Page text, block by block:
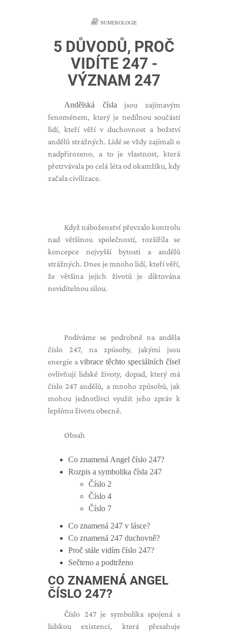
NUMEROLOGIE
5 DŮVODŮ, PROČ
VIDÍTE 247 -
VÝZNAM 247
Andělská čísla jsou zajímavým
fenoménem, ​​který je nedílnou součástí
lidí, kteří věří v duchovnost a božství
andělů strážných. Lidé se vždy zajímali o
nadpřirozeno, a to je vlastnost, která
přetrvávala po celá léta od okamžiku, kdy
začala civilizace.
Když náboženství převzalo kontrolu
nad většinou společností, rozšířila se
koncepce nejvyšší bytosti a andělů
strážných. Dnes je mnoho lidí, kteří věří,
že většina jejich životů je diktována
neviditelnou silou.
Podíváme se podrobně na anděla
číslo 247, na způsoby, jakými jsou
energie a vibrace těchto speciálních čísel
ovlivňují lidské životy, dopad, který má
číslo 247 andělů, a mnoho způsobů, jak
mohou jednotlivci využít jeho zpráv k
lepšímu životu obecně.
Obsah
Co znamená Angel číslo 247?
Rozpis a symbolika čísla 247
Číslo 2
Číslo 4
Číslo 7
Co znamená 247 v lásce?
Co znamená 247 duchovně?
Proč stále vidím číslo 247?
Sečteno a podtrženo
CO ZNAMENÁ ANGEL
ČÍSLO 247?
Číslo 247 je symbolika spojená s
lidskou existencí, která přesahuje